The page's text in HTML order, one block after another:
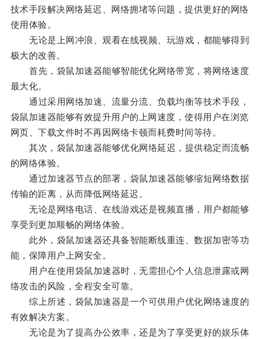
技术手段解决网络延迟、网络拥堵等问题，提供更好的网络
使用体验。
无论是上网冲浪、观看在线视频、玩游戏，都能够得到
极大的改善。
首先，袋鼠加速器能够智能优化网络带宽，将网络速度
最大化。
通过采用网络加速、流量分流、负载均衡等技术手段，
袋鼠加速器能够有效提升用户的上网速度，使得用户在浏览
网页、下载文件时不再因网络卡顿而耗费时间等待。
其次，袋鼠加速器能够优化网络延迟，提供稳定而流畅
的网络体验。
通过加速器节点的部署，袋鼠加速器能够缩短网络数据
传输的距离，从而降低网络延迟。
无论是网络电话、在线游戏还是视频直播，用户都能够
享受到更加顺畅的网络体验。
此外，袋鼠加速器还具备智能断线重连、数据加密等功
能，保障用户上网安全。
用户在使用袋鼠加速器时，无需担心个人信息泄露或网
络攻击的风险，全程安全可靠。
综上所述，袋鼠加速器是一个可供用户优化网络速度的
有效解决方案。
无论是为了提高办公效率，还是为了享受更好的娱乐体